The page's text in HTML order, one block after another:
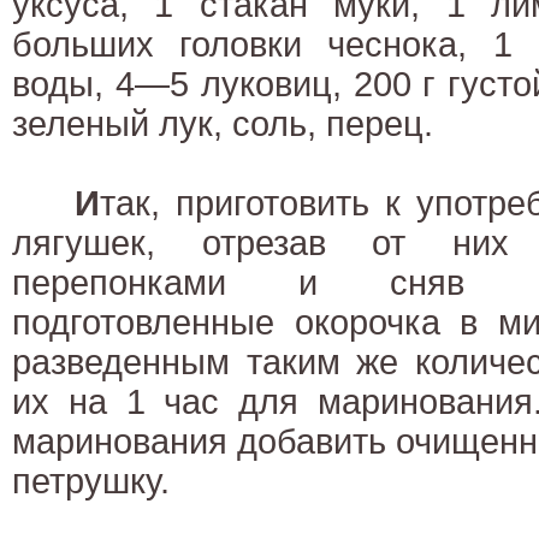
больших головки чеснока, 1
воды, 4—5 луковиц, 200 г
зеленый лук, соль, перец.
Итак, приготовить к
лягушек, отрезав от
перепонками и сняв
подготовленные окорочка в
разведенным таким же
их на 1 час для
маринования добавить
петрушку.